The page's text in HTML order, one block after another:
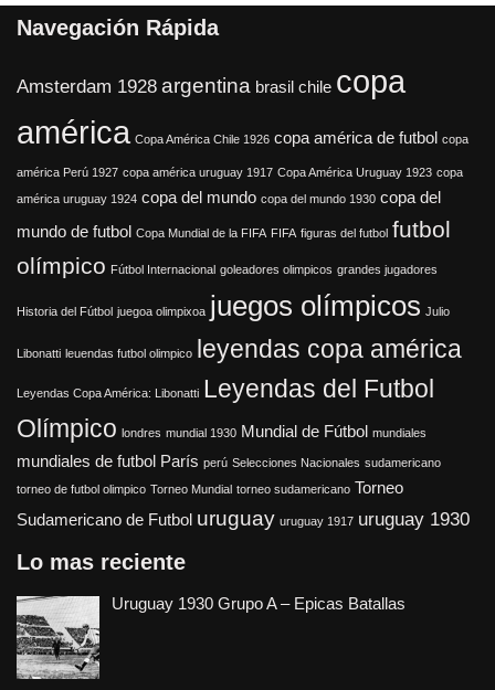
Navegación Rápida
Amsterdam 1928 argentina brasil chile copa
américa Copa América Chile 1926 copa américa de futbol copa
américa Perú 1927 copa américa uruguay 1917 Copa América Uruguay 1923 copa
américa uruguay 1924 copa del mundo copa del mundo 1930 copa del
mundo de futbol Copa Mundial de la FIFA FIFA figuras del futbol futbol
olímpico Fútbol Internacional goleadores olimpicos grandes jugadores
Historia del Fútbol juegoa olimpixoa juegos olímpicos Julio
Libonatti leuendas futbol olimpico leyendas copa américa
Leyendas Copa América: Libonatti Leyendas del Futbol
Olímpico londres mundial 1930 Mundial de Fútbol mundiales
mundiales de futbol París perú Selecciones Nacionales sudamericano
torneo de futbol olimpico Torneo Mundial torneo sudamericano Torneo
Sudamericano de Futbol uruguay uruguay 1917 uruguay 1930
Lo mas reciente
Uruguay 1930 Grupo A – Epicas Batallas